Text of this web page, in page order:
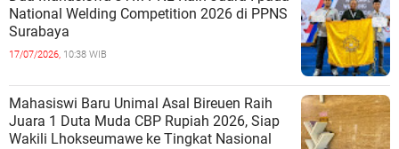
National Welding Competition 2026 di PPNS
Surabaya
17/07/2026, 10:38 WIB
Mahasiswi Baru Unimal Asal Bireuen Raih
Juara 1 Duta Muda CBP Rupiah 2026, Siap
Wakili Lhokseumawe ke Tingkat Nasional